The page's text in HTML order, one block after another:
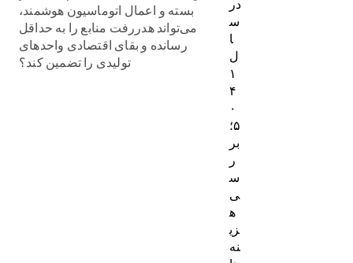
در
س
ا
ل
۱
۴
۰
۵؛
بر
ر
س
ی
ه
زی
نه‌
بسته و اعمال اتوماسیون هوشمند،
می‌تواند هدررفت منابع را به حداقل
رسانده و بقای اقتصادی واحدهای
تولیدی را تضمین کند؟